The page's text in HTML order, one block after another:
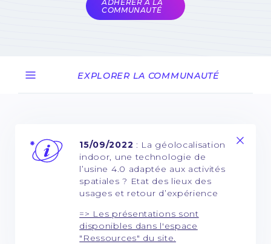
ADHÉRER A LA
COMMUNAUTÉ
EXPLORER LA COMMUNAUTÉ
15/09/2022 : La géolocalisation
indoor, une technologie de
l’usine 4.0 adaptée aux activités
spatiales ? Etat des lieux des
usages et retour d’expérience
=> Les présentations sont
disponibles dans l'espace
"Ressources" du site.